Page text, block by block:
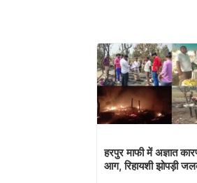
हरपुर माफी में अज्ञात
आग, रिहायशी झोपड़ी